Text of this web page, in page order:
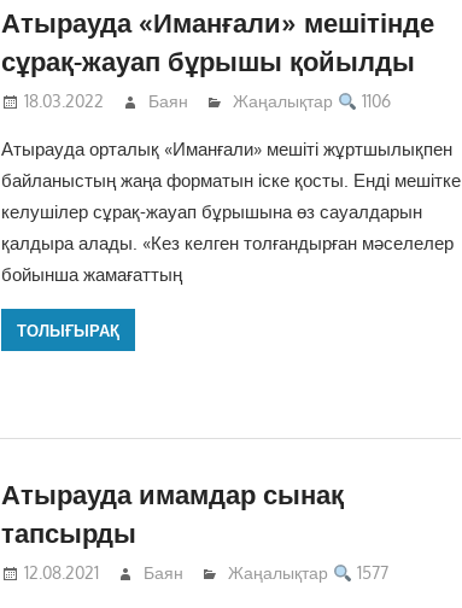
Атырауда «Иманғали» мешітінде
сұрақ-жауап бұрышы қойылды
18.03.2022 Баян Жаңалықтар 1106
Атырауда орталық «Иманғали» мешіті жұртшылықпен
байланыстың жаңа форматын іске қосты. Енді мешітке
келушілер сұрақ-жауап бұрышына өз сауалдарын
қалдыра алады. «Кез келген толғандырған мәселелер
бойынша жамағаттың
ТОЛЫҒЫРАҚ
Атырауда имамдар сынақ
тапсырды
12.08.2021 Баян Жаңалықтар 1577